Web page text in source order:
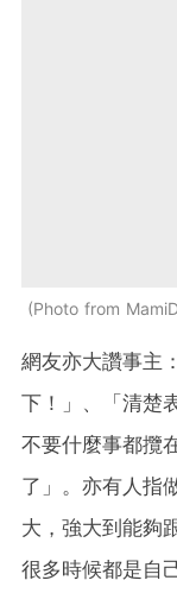
Photo from
網友亦大讚事主
下！」、「清楚
不要什麼事都攬
了」。亦有人指
大，強大到能夠
很多時候都是自